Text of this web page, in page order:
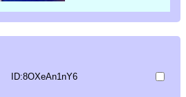
ID:8OXeAn1nY6